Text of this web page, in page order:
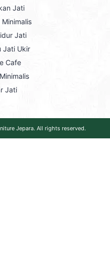
Jati
Minimalis
Jati
Jati Ukir
Cafe
Jati
Jepara. All rights reserved.